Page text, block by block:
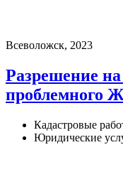
Всеволожск, 2023
Разрешение
проблемного
Кадастровые
Юридические